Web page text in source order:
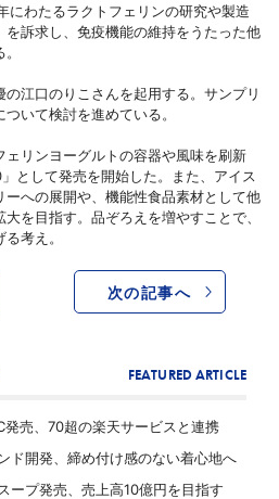
にわたるラクトフェリンの研究や製造
訴求し、免疫機能の維持をうたった他
江口のりこさんを起用する。サンプリ
いて検討を進めている。
リンヨーグルトの容器や風味を刷新
として発売を開始した。また、アイス
への展開や、機能性食品素材として他
を目指す。品ぞろえを増やすことで、
考え。
次の記事へ
FEATURED ARTICLE
発売、70超の楽天サービスと連携
ド開発、締め付け感のない着心地へ
ープ発売、売上高10億円を目指す